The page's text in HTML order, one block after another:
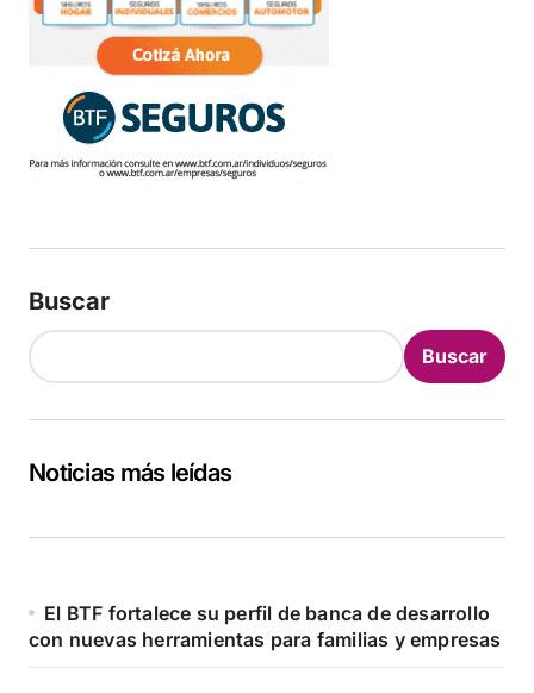
Buscar
Buscar
Noticias más leídas
El BTF fortalece su perfil de banca de desarrollo
con nuevas herramientas para familias y empresas